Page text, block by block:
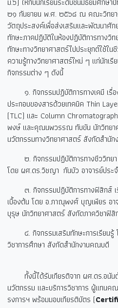
๒๑ กันยายน พ.ศ. ๒๕๖๘ ณ คณะวิทยา
วัตถุประสงค์เพื่อส่งเสริมและพัฒนาศัก
ทักษะภาคปฏิบัติในห้องปฏิบัติการทางวิ
ทักษะทางวิทยาศาสตร์ไปประยุกต์ใช้ใน
ความรู้ทางวิทยาศาสตร์ใหม่ ๆ แก่นักเรี
กิจกรรมต่าง ๆ ดังนี้
๑. กิจกรรมปฏิบัติการทางเคมี เ
ประกอบของสารด้วยเทคนิค Thin
(TLC) และ Column
พงษ์ และคุณนพวรรณ ทับขัน นักวิทยา
นวัตกรรมทางวิทยาศาสตร์ สังกัดสำนั
๒. กิจกรรมปฏิบัติการทางชีววิทย
โดย ผศ.ดร.วิชญา กันบัว อาจารย์ประ
๓. กิจกรรมปฏิบัติการทางฟิสิกส์
เบื้องต้น โดย อ.ภาณุพงศ์ บุญเพียร อ
บุรุษ นักวิทยาศาสตร์ สังกัดภาควิชาฟิสิ
๔. กิจกรรมเสริมทักษะการเรีย
วิชาการศึกษา สังกัดสำนักงานคณบดี
ทั้งนี้ได้รับเกียรติจาก ผศ.ดร.อ
นวัตกรรม และบริการวิชาการ ผู้แทน
รงการฯ พร้อมมอบเกียรติบัตร (